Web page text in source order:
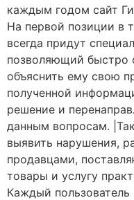
каждым годом сайт
На первой позиции в
всегда придут
позволяющий быстро
объяснить ему свою
полученной
решение и
данным вопросам.
выявить нарушения,
продавцами,
товары и услугу
Каждый